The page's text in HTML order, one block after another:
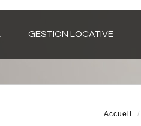
GESTION LOCATIVE
Accueil